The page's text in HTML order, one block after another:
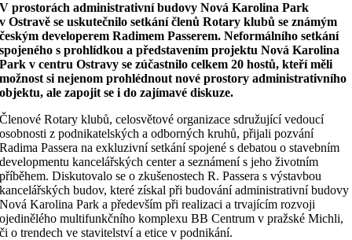
V prostorách administrativní budovy Nová Karolina Park
v Ostravě se uskutečnilo setkání členů Rotary klubů se známým
českým developerem Radimem Passerem. Neformálního setkání
spojeného s prohlídkou a představením projektu Nová Karolina
Park v centru Ostravy se zúčastnilo celkem 20 hostů, kteří měli
možnost si nejenom prohlédnout nové prostory administrativního
objektu, ale zapojit se i do zajímavé diskuze.
Členové Rotary klubů, celosvětové organizace sdružující vedoucí
osobnosti z podnikatelských a odborných kruhů, přijali pozvání
Radima Passera na exkluzivní setkání spojené s debatou o stavebním
developmentu kancelářských center a seznámení s jeho životním
příběhem. Diskutovalo se o zkušenostech R. Passera s výstavbou
kancelářských budov, které získal při budování administrativní budovy
Nová Karolina Park a především při realizaci a trvajícím rozvoji
ojedinělého multifunkčního komplexu BB Centrum v pražské Michli,
či o trendech ve stavitelství a etice v podnikání.